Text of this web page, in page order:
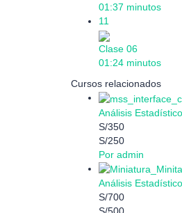
01:37 minutos
11
Clase 06
01:24 minutos
Cursos relacionados
Análisis
S/350
S/250
Por admin
Análisis
S/700